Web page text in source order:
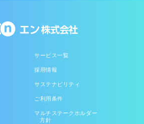
サービス一覧
採用情報
サステナビリティ
ご利用条件
マルチステークホルダー
方針